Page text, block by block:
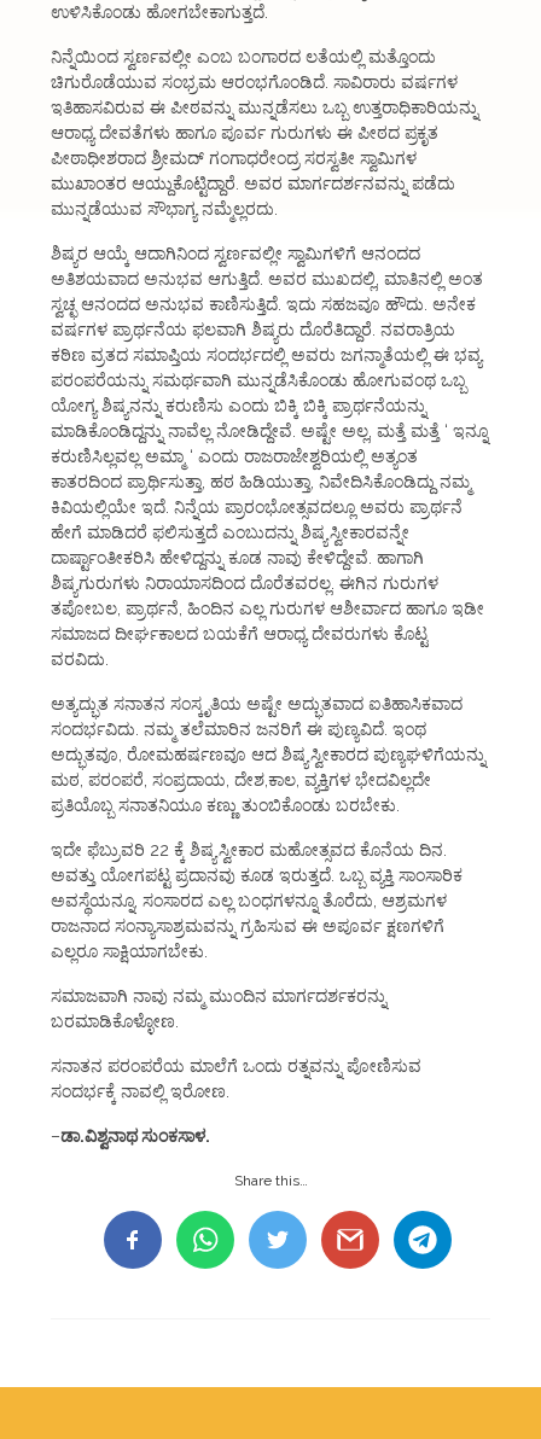
ಉಳಿಸಿಕೊಂಡು ಹೋಗಬೇಕಾಗುತ್ತದೆ.
ನಿನ್ನೆಯಿಂದ ಸ್ವರ್ಣವಲ್ಲೀ ಎಂಬ ಬಂಗಾರದ ಲತೆಯಲ್ಲಿ ಮತ್ತೊಂದು
ಚಿಗುರೊಡೆಯುವ ಸಂಭ್ರಮ ಆರಂಭಗೊಂಡಿದೆ. ಸಾವಿರಾರು ವರ್ಷಗಳ
ಇತಿಹಾಸವಿರುವ ಈ ಪೀಠವನ್ನು ಮುನ್ನಡೆಸಲು ಒಬ್ಬ ಉತ್ತರಾಧಿಕಾರಿಯನ್ನು
ಆರಾಧ್ಯ ದೇವತೆಗಳು ಹಾಗೂ ಪೂರ್ವ ಗುರುಗಳು ಈ ಪೀಠದ ಪ್ರಕೃತ
ಪೀಠಾಧೀಶರಾದ ಶ್ರೀಮದ್ ಗಂಗಾಧರೇಂದ್ರ ಸರಸ್ವತೀ ಸ್ವಾಮಿಗಳ
ಮುಖಾಂತರ ಆಯ್ದುಕೊಟ್ಟಿದ್ದಾರೆ. ಅವರ ಮಾರ್ಗದರ್ಶನವನ್ನು ಪಡೆದು
ಮುನ್ನಡೆಯುವ ಸೌಭಾಗ್ಯ ನಮ್ಮೆಲ್ಲರದು.
ಶಿಷ್ಯರ ಆಯ್ಕೆ ಆದಾಗಿನಿಂದ ಸ್ವರ್ಣವಲ್ಲೀ ಸ್ವಾಮಿಗಳಿಗೆ ಆನಂದದ
ಅತಿಶಯವಾದ ಅನುಭವ ಆಗುತ್ತಿದೆ. ಅವರ ಮುಖದಲ್ಲಿ, ಮಾತಿನಲ್ಲಿ ಅಂತ
ಸ್ವಚ್ಛ ಆನಂದದ ಅನುಭವ ಕಾಣಿಸುತ್ತಿದೆ. ಇದು ಸಹಜವೂ ಹೌದು. ಅನೇಕ
ವರ್ಷಗಳ ಪ್ರಾರ್ಥನೆಯ ಫಲವಾಗಿ ಶಿಷ್ಯರು ದೊರೆತಿದ್ದಾರೆ. ನವರಾತ್ರಿಯ
ಕಠಿಣ ವ್ರತದ ಸಮಾಪ್ತಿಯ ಸಂದರ್ಭದಲ್ಲಿ ಅವರು ಜಗನ್ಮಾತೆಯಲ್ಲಿ ಈ ಭವ್ಯ
ಪರಂಪರೆಯನ್ನು ಸಮರ್ಥವಾಗಿ ಮುನ್ನಡೆಸಿಕೊಂಡು ಹೋಗುವಂಥ ಒಬ್ಬ
ಯೋಗ್ಯ ಶಿಷ್ಯನನ್ನು ಕರುಣಿಸು ಎಂದು ಬಿಕ್ಕಿ ಬಿಕ್ಕಿ ಪ್ರಾರ್ಥನೆಯನ್ನು
ಮಾಡಿಕೊಂಡಿದ್ದನ್ನು ನಾವೆಲ್ಲ ನೋಡಿದ್ದೇವೆ. ಅಷ್ಟೇ ಅಲ್ಲ, ಮತ್ತೆ ಮತ್ತೆ ‘ ಇನ್ನೂ
ಕರುಣಿಸಿಲ್ಲವಲ್ಲ ಅಮ್ಮಾ ‘ ಎಂದು ರಾಜರಾಜೇಶ್ವರಿಯಲ್ಲಿ ಅತ್ಯಂತ
ಕಾತರದಿಂದ ಪ್ರಾರ್ಥಿಸುತ್ತಾ, ಹಠ ಹಿಡಿಯುತ್ತಾ, ನಿವೇದಿಸಿಕೊಂಡಿದ್ದು ನಮ್ಮ
ಕಿವಿಯಲ್ಲಿಯೇ ಇದೆ. ನಿನ್ನೆಯ ಪ್ರಾರಂಭೋತ್ಸವದಲ್ಲೂ ಅವರು ಪ್ರಾರ್ಥನೆ
ಹೇಗೆ ಮಾಡಿದರೆ ಫಲಿಸುತ್ತದೆ ಎಂಬುದನ್ನು ಶಿಷ್ಯಸ್ವೀಕಾರವನ್ನೇ
ದಾರ್ಷ್ಟಾಂತೀಕರಿಸಿ ಹೇಳಿದ್ದನ್ನು ಕೂಡ ನಾವು ಕೇಳಿದ್ದೇವೆ. ಹಾಗಾಗಿ
ಶಿಷ್ಯಗುರುಗಳು ನಿರಾಯಾಸದಿಂದ ದೊರೆತವರಲ್ಲ. ಈಗಿನ ಗುರುಗಳ
ತಪೋಬಲ, ಪ್ರಾರ್ಥನೆ, ಹಿಂದಿನ ಎಲ್ಲ ಗುರುಗಳ ಆಶೀರ್ವಾದ ಹಾಗೂ ಇಡೀ
ಸಮಾಜದ ದೀರ್ಘಕಾಲದ ಬಯಕೆಗೆ ಆರಾಧ್ಯ ದೇವರುಗಳು ಕೊಟ್ಟ
ವರವಿದು.
ಅತ್ಯದ್ಭುತ ಸನಾತನ ಸಂಸ್ಕೃತಿಯ ಅಷ್ಟೇ ಅದ್ಭುತವಾದ ಐತಿಹಾಸಿಕವಾದ
ಸಂದರ್ಭವಿದು. ನಮ್ಮ ತಲೆಮಾರಿನ ಜನರಿಗೆ ಈ ಪುಣ್ಯವಿದೆ. ಇಂಥ
ಅದ್ಭುತವೂ, ರೋಮಹರ್ಷಣವೂ ಆದ ಶಿಷ್ಯಸ್ವೀಕಾರದ ಪುಣ್ಯಘಳಿಗೆಯನ್ನು
ಮಠ, ಪರಂಪರೆ, ಸಂಪ್ರದಾಯ, ದೇಶ,ಕಾಲ, ವ್ಯಕ್ತಿಗಳ ಭೇದವಿಲ್ಲದೇ
ಪ್ರತಿಯೊಬ್ಬ ಸನಾತನಿಯೂ ಕಣ್ಣು ತುಂಬಿಕೊಂಡು ಬರಬೇಕು.
ಇದೇ ಫೆಬ್ರುವರಿ 22 ಕ್ಕೆ ಶಿಷ್ಯಸ್ವೀಕಾರ ಮಹೋತ್ಸವದ ಕೊನೆಯ ದಿನ.
ಅವತ್ತು ಯೋಗಪಟ್ಟ ಪ್ರದಾನವು ಕೂಡ ಇರುತ್ತದೆ. ಒಬ್ಬ ವ್ಯಕ್ತಿ ಸಾಂಸಾರಿಕ
ಅವಸ್ಥೆಯನ್ನೂ, ಸಂಸಾರದ ಎಲ್ಲ ಬಂಧಗಳನ್ನೂ ತೊರೆದು, ಆಶ್ರಮಗಳ
ರಾಜನಾದ ಸಂನ್ಯಾಸಾಶ್ರಮವನ್ನು ಗ್ರಹಿಸುವ ಈ ಅಪೂರ್ವ ಕ್ಷಣಗಳಿಗೆ
ಎಲ್ಲರೂ ಸಾಕ್ಷಿಯಾಗಬೇಕು.
ಸಮಾಜವಾಗಿ ನಾವು ನಮ್ಮ ಮುಂದಿನ ಮಾರ್ಗದರ್ಶಕರನ್ನು
ಬರಮಾಡಿಕೊಳ್ಳೋಣ.
ಸನಾತನ ಪರಂಪರೆಯ ಮಾಲೆಗೆ ಒಂದು ರತ್ನವನ್ನು ಪೋಣಿಸುವ
ಸಂದರ್ಭಕ್ಕೆ ನಾವಲ್ಲಿ ಇರೋಣ.
–ಡಾ.ವಿಶ್ವನಾಥ ಸುಂಕಸಾಳ.
Share this…